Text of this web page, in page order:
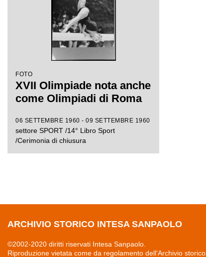
FOTO
XVII Olimpiade nota anche
come Olimpiadi di Roma
06 SETTEMBRE 1960 - 09 SETTEMBRE 1960
settore SPORT /14° Libro Sport
/Cerimonia di chiusura
ARCHIVIO STORICO INTESA SANPAOLO
©2002-2020 diritti riservati Intesa Sanpaolo.
Riproduzione vietata come da regolamento dell'Archivio storico.